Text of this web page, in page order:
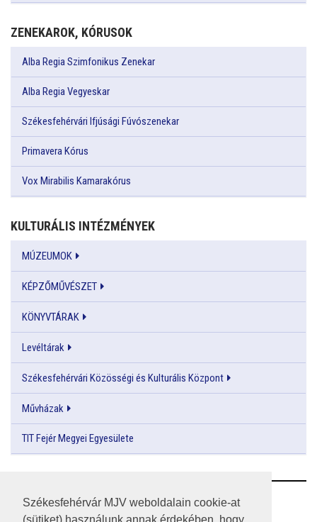
Székesfehérvár MJV weboldalain cookie-at
ZENEKAROK, KÓRUSOK
Alba Regia Szimfonikus Zenekar
Alba Regia Vegyeskar
Székesfehérvári Ifjúsági Fúvószenekar
Primavera Kórus
Vox Mirabilis Kamarakórus
KULTURÁLIS INTÉZMÉNYEK
MÚZEUMOK
KÉPZŐMŰVÉSZET
KÖNYVTÁRAK
Levéltárak
Székesfehérvári Közösségi és Kulturális Központ
Művházak
TIT Fejér Megyei Egyesülete
RSS